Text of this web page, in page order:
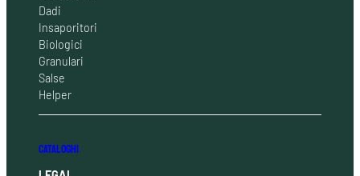
Dadi
Insaporitori
Biologici
Granulari
Salse
Helper
CATALOGHI